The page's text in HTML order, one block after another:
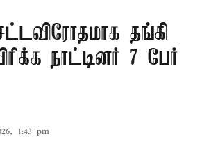
தங்கி
நாட்டினர் 7 பேர்
1:43 pm